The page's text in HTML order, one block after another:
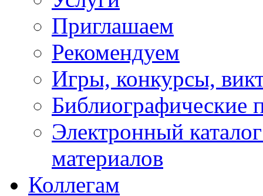
Приглашаем
Рекомендуем
Игры, конкурсы,
Библиографические
Электронный
материалов
Коллегам